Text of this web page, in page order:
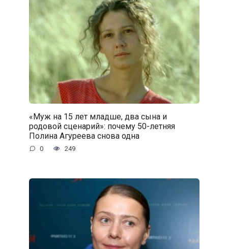
«Муж на 15 лет младше, два сына и
родовой сценарий»: почему 50-летняя
Полина Агуреева снова одна
0 249